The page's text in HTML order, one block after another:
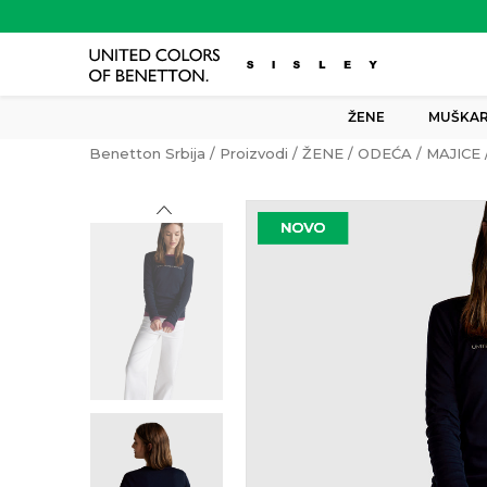
ŽENE
Benetton Srbija Proizvodi ŽENE ODEĆA MAJICE